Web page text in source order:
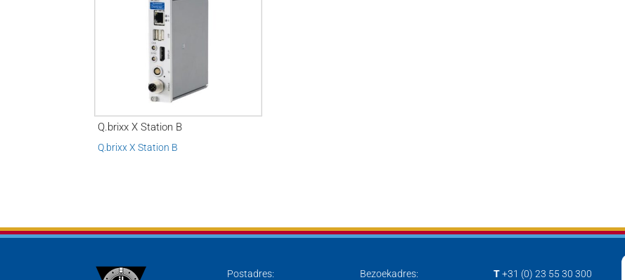
Q.brixx X Station B
Q.brixx X Station B
Postadres:
Bezoekadres:
T +31 (0) 23 55 30 300